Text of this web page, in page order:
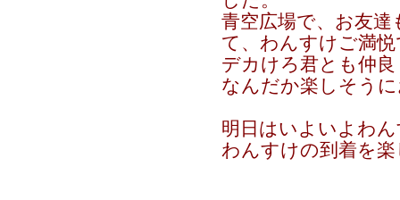
青空広場で、お友
て、わんすけご満
デカけろ君とも仲
なんだか楽しそう
明日はいよいよわ
わんすけの到着を